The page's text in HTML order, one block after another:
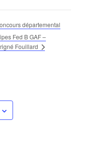
départemental
Fed B GAF –
Fouillard